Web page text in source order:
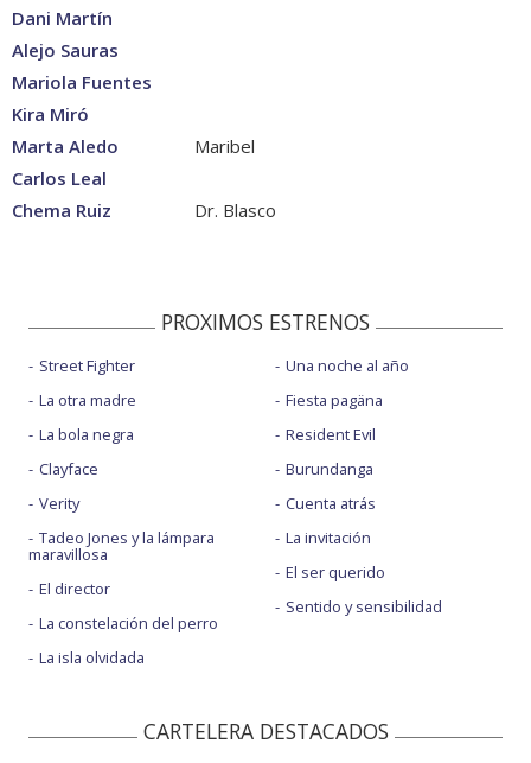
Dani Martín
Alejo Sauras
Mariola Fuentes
Kira Miró
Marta Aledo
Maribel
Carlos Leal
Chema Ruiz
Dr. Blasco
PROXIMOS ESTRENOS
Street Fighter
La otra madre
La bola negra
Clayface
Verity
Tadeo Jones y la lámpara
maravillosa
El director
La constelación del perro
La isla olvidada
Una noche al año
Fiesta pagäna
Resident Evil
Burundanga
Cuenta atrás
La invitación
El ser querido
Sentido y sensibilidad
CARTELERA DESTACADOS